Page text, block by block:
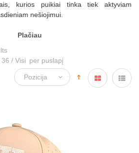
kurios puikiai tinka tiek aktyviam
nešiojimui.
Plačiau
36 / Visi per puslapį